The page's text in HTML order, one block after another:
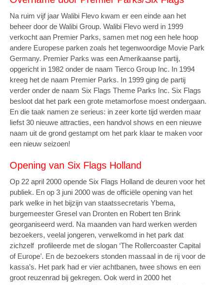
Na ruim vijf jaar Walibi Flevo kwam er een einde aan het
beheer door de Walibi Group. Walibi Flevo werd in 1999
verkocht aan Premier Parks, samen met nog een hele hoop
andere Europese parken zoals het tegenwoordige Movie Park
Germany. Premier Parks was een Amerikaanse partij,
opgericht in 1982 onder de naam Tierco Group Inc. In 1994
kreeg het de naam Premier Parks. In 1999 ging de partij
verder onder de naam Six Flags Theme Parks Inc. Six Flags
besloot dat het park een grote metamorfose moest ondergaan.
En die taak namen ze serieus: in zeer korte tijd werden maar
liefst 30 nieuwe attracties, een handvol shows en een nieuwe
naam uit de grond gestampt om het park klaar te maken voor
een nieuw seizoen!
Opening van Six Flags Holland
Op 22 april 2000 opende Six Flags Holland de deuren voor het
publiek. En op 3 juni 2000 was de officiële opening van het
park welke in het bijzijn van staatssecretaris Ybema,
burgemeester Gresel van Dronten en Robert ten Brink
georganiseerd werd. Na maanden van hard werken werden
bezoekers, veelal jongeren, verwelkomd in het park dat
zichzelf profileerde met de slogan ‘The Rollercoaster Capital
of Europe’. En de bezoekers stonden massaal in de rij voor de
kassa’s. Het park had er vier achtbanen, twee shows en een
groot reuzenrad bij gekregen. Ook werd in 2000 het